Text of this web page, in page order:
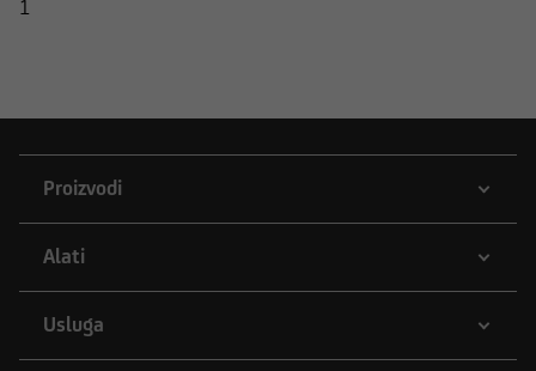
1
Proizvodi
Alati
Usluga